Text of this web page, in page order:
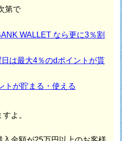
第で
WALLET なら更に3％割
は最大4％のdポイントが貰
トが貯まる・使える
よ。